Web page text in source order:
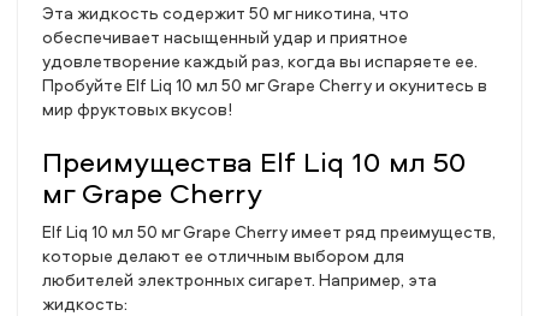
Эта жидкость содержит 50 мг никотина, что
обеспечивает насыщенный удар и приятное
удовлетворение каждый раз, когда вы испаряете ее.
Пробуйте Elf Liq 10 мл 50 мг Grape Cherry и окунитесь в
мир фруктовых вкусов!
Преимущества Elf Liq 10 мл 50
мг Grape Cherry
Elf Liq 10 мл 50 мг Grape Cherry имеет ряд преимуществ,
которые делают ее отличным выбором для
любителей электронных сигарет. Например, эта
жидкость: